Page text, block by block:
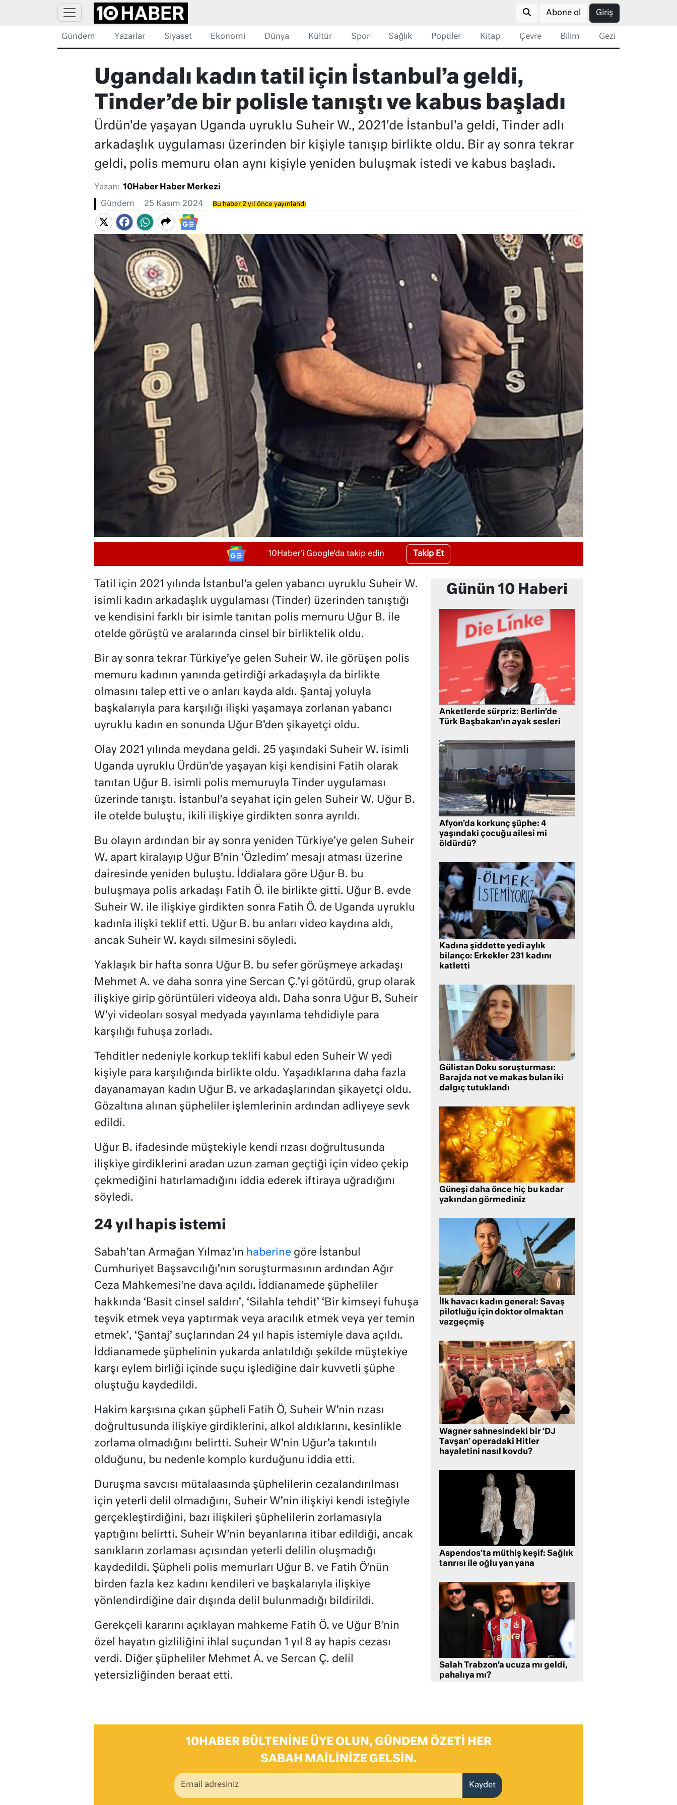
Abone ol Giriş
Gündem Yazarlar Siyaset Ekonomi Dünya Kültür Spor Sağlık Popüler Kitap Çevre Bilim Gezi
Ugandalı kadın tatil için İstanbul’a geldi,
Tinder’de bir polisle tanıştı ve kabus başladı
Ürdün'de yaşayan Uganda uyruklu Suheir W., 2021'de İstanbul'a geldi, Tinder adlı
arkadaşlık uygulaması üzerinden bir kişiyle tanışıp birlikte oldu. Bir ay sonra tekrar
geldi, polis memuru olan aynı kişiyle yeniden buluşmak istedi ve kabus başladı.
Yazan: 10Haber Haber Merkezi
Gündem 25 Kasım 2024 Bu haber 2 yıl önce yayınlandı
10Haber'i Google'da takip edin Takip Et
Tatil için 2021 yılında İstanbul’a gelen yabancı uyruklu Suheir W.
isimli kadın arkadaşlık uygulaması (Tinder) üzerinden tanıştığı
ve kendisini farklı bir isimle tanıtan polis memuru Uğur B. ile
otelde görüştü ve aralarında cinsel bir birliktelik oldu.
Bir ay sonra tekrar Türkiye’ye gelen Suheir W. ile görüşen polis
memuru kadının yanında getirdiği arkadaşıyla da birlikte
olmasını talep etti ve o anları kayda aldı. Şantaj yoluyla
başkalarıyla para karşılığı ilişki yaşamaya zorlanan yabancı
uyruklu kadın en sonunda Uğur B’den şikayetçi oldu.
Olay 2021 yılında meydana geldi. 25 yaşındaki Suheir W. isimli
Uganda uyruklu Ürdün’de yaşayan kişi kendisini Fatih olarak
tanıtan Uğur B. isimli polis memuruyla Tinder uygulaması
üzerinde tanıştı. İstanbul’a seyahat için gelen Suheir W. Uğur B.
ile otelde buluştu, ikili ilişkiye girdikten sonra ayrıldı.
Bu olayın ardından bir ay sonra yeniden Türkiye’ye gelen Suheir
W. apart kiralayıp Uğur B’nin ‘Özledim’ mesajı atması üzerine
dairesinde yeniden buluştu. İddialara göre Uğur B. bu
buluşmaya polis arkadaşı Fatih Ö. ile birlikte gitti. Uğur B. evde
Suheir W. ile ilişkiye girdikten sonra Fatih Ö. de Uganda uyruklu
kadınla ilişki teklif etti. Uğur B. bu anları video kaydına aldı,
ancak Suheir W. kaydı silmesini söyledi.
Yaklaşık bir hafta sonra Uğur B. bu sefer görüşmeye arkadaşı
Mehmet A. ve daha sonra yine Sercan Ç.’yi götürdü, grup olarak
ilişkiye girip görüntüleri videoya aldı. Daha sonra Uğur B, Suheir
W’yi videoları sosyal medyada yayınlama tehdidiyle para
karşılığı fuhuşa zorladı.
Tehditler nedeniyle korkup teklifi kabul eden Suheir W yedi
kişiyle para karşılığında birlikte oldu. Yaşadıklarına daha fazla
dayanamayan kadın Uğur B. ve arkadaşlarından şikayetçi oldu.
Gözaltına alınan şüpheliler işlemlerinin ardından adliyeye sevk
edildi.
Uğur B. ifadesinde müştekiyle kendi rızası doğrultusunda
ilişkiye girdiklerini aradan uzun zaman geçtiği için video çekip
çekmediğini hatırlamadığını iddia ederek iftiraya uğradığını
söyledi.
24 yıl hapis istemi
Sabah’tan Armağan Yılmaz’ın haberinegöre İstanbul
Cumhuriyet Başsavcılığı’nın soruşturmasının ardından Ağır
Ceza Mahkemesi’ne dava açıldı. İddianamede şüpheliler
hakkında ‘Basit cinsel saldırı’, ‘Silahla tehdit’ ‘Bir kimseyi fuhuşa
teşvik etmek veya yaptırmak veya aracılık etmek veya yer temin
etmek’, ‘Şantaj’ suçlarından 24 yıl hapis istemiyle dava açıldı.
İddianamede şüphelinin yukarda anlatıldığı şekilde müştekiye
karşı eylem birliği içinde suçu işlediğine dair kuvvetli şüphe
oluştuğu kaydedildi.
Hakim karşısına çıkan şüpheli Fatih Ö, Suheir W’nin rızası
doğrultusunda ilişkiye girdiklerini, alkol aldıklarını, kesinlikle
zorlama olmadığını belirtti. Suheir W’nin Uğur’a takıntılı
olduğunu, bu nedenle komplo kurduğunu iddia etti.
Duruşma savcısı mütalaasında şüphelilerin cezalandırılması
için yeterli delil olmadığını, Suheir W’nin ilişkiyi kendi isteğiyle
gerçekleştirdiğini, bazı ilişkileri şüphelilerin zorlamasıyla
yaptığını belirtti. Suheir W’nin beyanlarına itibar edildiği, ancak
sanıkların zorlaması açısından yeterli delilin oluşmadığı
kaydedildi. Şüpheli polis memurları Uğur B. ve Fatih Ö’nün
birden fazla kez kadını kendileri ve başkalarıyla ilişkiye
yönlendirdiğine dair dışında delil bulunmadığı bildirildi.
Gerekçeli kararını açıklayan mahkeme Fatih Ö. ve Uğur B’nin
özel hayatın gizliliğini ihlal suçundan 1 yıl 8 ay hapis cezası
verdi. Diğer şüpheliler Mehmet A. ve Sercan Ç. delil
yetersizliğinden beraat etti.
Günün 10 Haberi
Anketlerde sürpriz: Berlin’de
Türk Başbakan’ın ayak sesleri
Afyon’da korkunç şüphe: 4
yaşındaki çocuğu ailesi mi
öldürdü?
Kadına şiddette yedi aylık
bilanço: Erkekler 231 kadını
katletti
Gülistan Doku soruşturması:
Barajda not ve makas bulan iki
dalgıç tutuklandı
Güneşi daha önce hiç bu kadar
yakından görmediniz
İlk havacı kadın general: Savaş
pilotluğu için doktor olmaktan
vazgeçmiş
Wagner sahnesindeki bir ‘DJ
Tavşan’ operadaki Hitler
hayaletini nasıl kovdu?
Aspendos’ta müthiş keşif: Sağlık
tanrısı ile oğlu yan yana
Salah Trabzon’a ucuza mı geldi,
pahalıya mı?
10HABER BÜLTENINE ÜYE OLUN, GÜNDEM ÖZETI HER
SABAH MAILINIZE GELSIN.
Kaydet